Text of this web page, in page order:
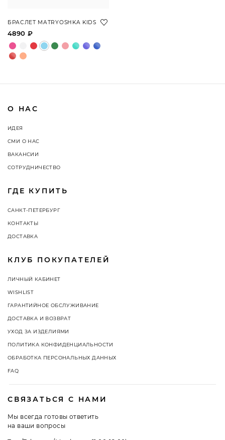
БРАСЛЕТ MATRYOSHKA KIDS
4890 ₽
О НАС
ИДЕЯ
СМИ О НАС
ВАКАНСИИ
СОТРУДНИЧЕСТВО
ГДЕ КУПИТЬ
САНКТ-ПЕТЕРБУРГ
КОНТАКТЫ
ДОСТАВКА
КЛУБ ПОКУПАТЕЛЕЙ
ЛИЧНЫЙ КАБИНЕТ
WISHLIST
ГАРАНТИЙНОЕ ОБСЛУЖИВАНИЕ
ДОСТАВКА И ВОЗВРАТ
УХОД ЗА ИЗДЕЛИЯМИ
ПОЛИТИКА КОНФИДЕНЦИАЛЬНОСТИ
ОБРАБОТКА ПЕРСОНАЛЬНЫХ ДАННЫХ
FAQ
СВЯЗАТЬСЯ С НАМИ
Мы всегда готовы ответить
на ваши вопросы